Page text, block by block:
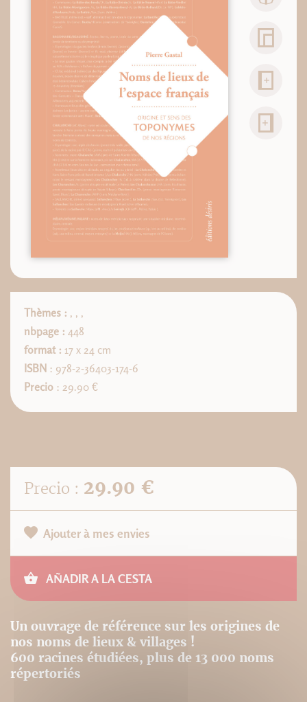
Thèmes : , , ,
nbpage : 448
format : 17 x 24 cm
ISBN : 978-2-36403-174-6
Precio : 29.90 €
Precio : 29.90 €
Ajouter à mes envies
AÑADIR A LA CESTA
Un ouvrage de référence sur les origines de
nos noms de lieux & villages !
600 racines étudiées, plus de 13 000 noms
répertoriés